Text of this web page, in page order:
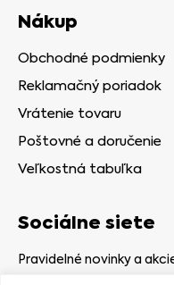
Nákup
Obchodné podmienky
Reklamačný poriadok
Vrátenie tovaru
Poštovné a doručenie
Veľkostná tabuľka
Sociálne siete
Pravidelné novinky a